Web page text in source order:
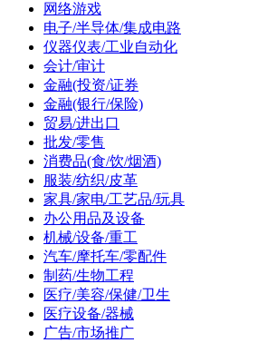
网络游戏
电子/半导体/集成电路
仪器仪表/工业自动化
会计/审计
金融(投资/证券
金融(银行/保险)
贸易/进出口
批发/零售
消费品(食/饮/烟酒)
服装/纺织/皮革
家具/家电/工艺品/玩具
办公用品及设备
机械/设备/重工
汽车/摩托车/零配件
制药/生物工程
医疗/美容/保健/卫生
医疗设备/器械
广告/市场推广